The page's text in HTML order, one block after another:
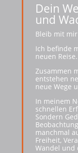
Dein
und
Bleib mit
Ich befinde
neuen Reise.
Zusammen
entstehen
neue Wege
In meinem
schnellen
Sondern
manchmal
Freiheit,
Wandel und